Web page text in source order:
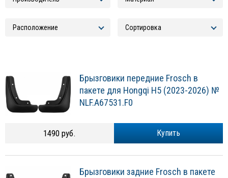
Брызговики передние Frosch в
пакете для Hongqi H5 (2023-2026) №
NLF.A67531.F0
Купить
1490 руб.
Брызговики задние Frosch в пакете